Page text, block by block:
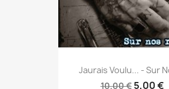
Jaurais Voulu... - Sur
10,00 € 5,00 €